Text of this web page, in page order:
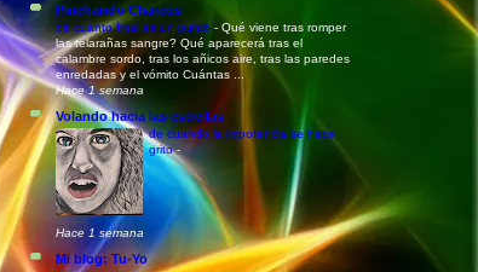
Pinchando Charcos
de cuanto final es un punto - Qué viene tras romper
las telarañas sangre? Qué aparecerá tras el
calambre sordo, tras los añicos aire, tras las paredes
enredadas y el vómito Cuántas ...
Hace 1 semana
Volando hacia las estrellas
de cuando la impotencia se hace
grito-
Hace 1 semana
Mi blog: Tu-Yo